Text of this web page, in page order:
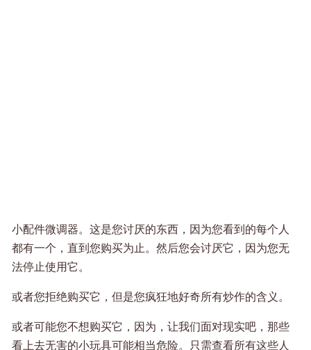
小配件微调器。这是您讨厌的东西，因为您看到的每个人
都有一个，直到您购买为止。然后您会讨厌它，因为您无
法停止使用它。
或者您拒绝购买它，但是您疯狂地好奇所有炒作的含义。
或者可能您不想购买它，因为，让我们面对现实吧，那些
看上去无害的小玩具可能相当危险。只需查看所有这些人